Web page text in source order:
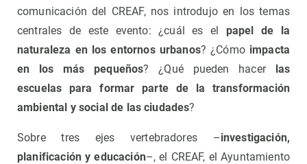
comunicación del CREAF, nos introdujo en los temas
centrales de este evento: ¿cuál es el papel de la
naturaleza en los entornos urbanos? ¿Cómo impacta
en los más pequeños? ¿Qué pueden hacer
las
escuelas para formar parte de la transformación
ambiental y social de las ciudades?
Sobre tres ejes vertebradores –investigación,
planificación y educación–, el CREAF, el Ayuntamiento